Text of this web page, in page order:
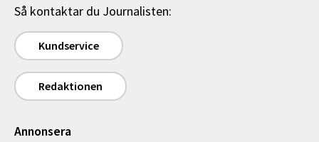
Så kontaktar du Journalisten:
Kundservice
Redaktionen
Annonsera